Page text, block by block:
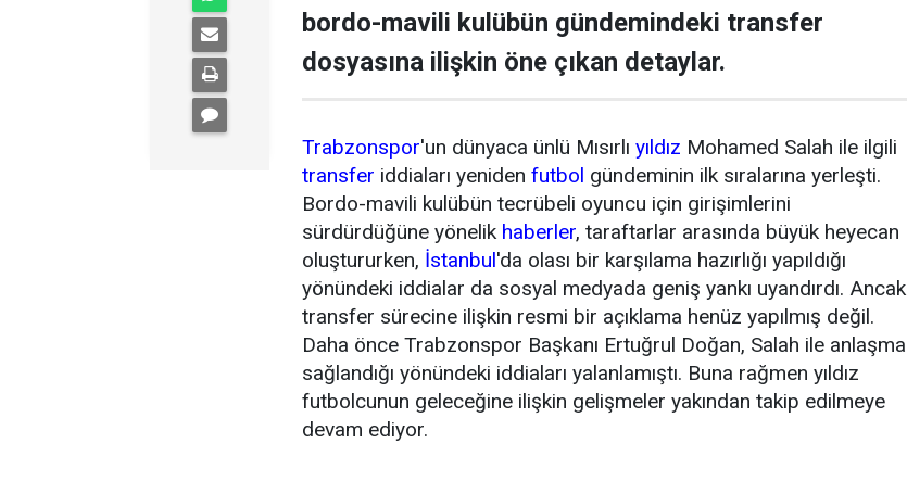
bordo-mavili kulübün gündemindeki transfer
dosyasına ilişkin öne çıkan detaylar.
Trabzonspor'un dünyaca ünlü Mısırlı yıldız Mohamed Salah ile ilgili
transfer iddiaları yeniden futbol gündeminin ilk sıralarına yerleşti.
Bordo-mavili kulübün tecrübeli oyuncu için girişimlerini
sürdürdüğüne yönelik haberler, taraftarlar arasında büyük heyecan
oluştururken, İstanbul'da olası bir karşılama hazırlığı yapıldığı
yönündeki iddialar da sosyal medyada geniş yankı uyandırdı. Ancak
transfer sürecine ilişkin resmi bir açıklama henüz yapılmış değil.
Daha önce Trabzonspor Başkanı Ertuğrul Doğan, Salah ile anlaşma
sağlandığı yönündeki iddiaları yalanlamıştı. Buna rağmen yıldız
futbolcunun geleceğine ilişkin gelişmeler yakından takip edilmeye
devam ediyor.